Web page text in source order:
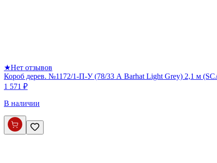
★Нет отзывов
Короб дерев. №1172/1-П-У (78/33 А Barhat Light Grey) 2,1 м
1 571 ₽
В наличии